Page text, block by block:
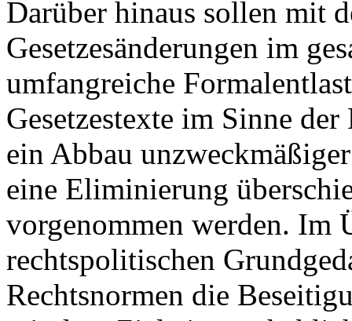
Darüber hinaus sollen mit
Gesetzesänderungen im
umfangreiche
Gesetzestexte im Sinne
ein Abbau
eine Eliminierung
vorgenommen werden.
rechtspolitischen
Rechtsnormen die